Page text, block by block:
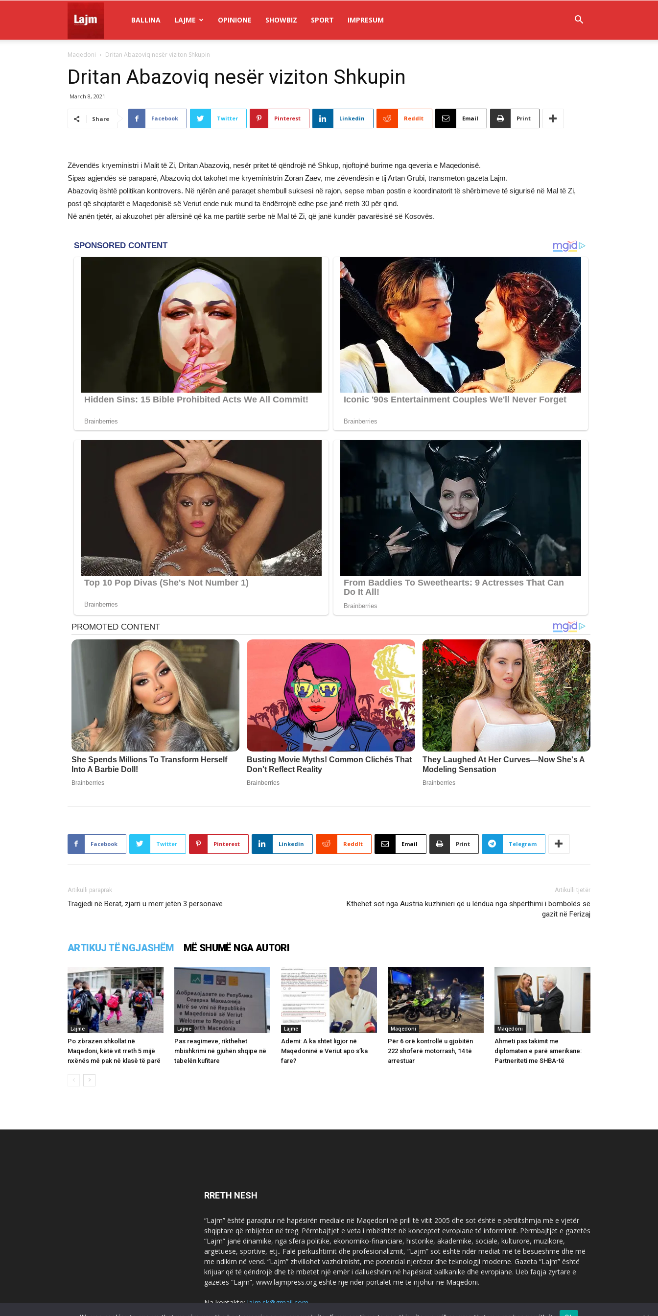
Lajm
BALLINA LAJME OPINIONE SHOWBIZ SPORT IMPRESUM
Maqedoni Dritan Abazoviq nesër viziton Shkupin
Dritan Abazoviq nesër viziton Shkupin
March 8, 2021
Share Facebook Twitter Pinterest Linkedin ReddIt Email Print
Zëvendës kryeministri i Malit të Zi, Dritan Abazoviq, nesër pritet të qëndrojë në Shkup, njoftojnë burime nga qeveria e Maqedonisë.
Sipas agjendës së paraparë, Abazoviq dot takohet me kryeministrin Zoran Zaev, me zëvendësin e tij Artan Grubi, transmeton gazeta Lajm.
Abazoviq është politikan kontrovers. Në njërën anë paraqet shembull suksesi në rajon, sepse mban postin e koordinatorit të shërbimeve të sigurisë në Mal të Zi,
post që shqiptarët e Maqedonisë së Veriut ende nuk mund ta ëndërrojnë edhe pse janë rreth 30 për qind.
Në anën tjetër, ai akuzohet për afërsinë që ka me partitë serbe në Mal të Zi, që janë kundër pavarësisë së Kosovës.
Facebook Twitter Pinterest Linkedin ReddIt Email Print Telegram
Artikulli paraprak
Tragjedi në Berat, zjarri u merr jetën 3 personave
Artikulli tjetër
Kthehet sot nga Austria kuzhinieri që u lëndua nga shpërthimi i bombolës së
gazit në Ferizaj
ARTIKUJ TË NGJASHËM MË SHUMË NGA AUTORI
Lajme
Po zbrazen shkollat në
Maqedoni, këtë vit rreth 5 mijë
nxënës më pak në klasë të parë
Lajme
Pas reagimeve, rikthehet
mbishkrimi në gjuhën shqipe në
tabelën kufitare
Lajme
Ademi: A ka shtet ligjor në
Maqedoninë e Veriut apo s’ka
fare?
Maqedoni
Për 6 orë kontrollë u gjobitën
222 shoferë motorrash, 14 të
arrestuar
Maqedoni
Ahmeti pas takimit me
diplomaten e parë amerikane:
Partneriteti me SHBA-të
RRETH NESH
“Lajm” është paraqitur në hapësirën mediale në Maqedoni në prill të vitit 2005 dhe sot është e përditshmja më e vjetër
shqiptare që mbijeton në treg. Përmbajtjet e veta i mbështet në konceptet evropiane të informimit. Përmbajtjet e gazetës
“Lajm” janë dinamike, nga sfera politike, ekonomiko-financiare, historike, akademike, sociale, kulturore, muzikore,
argëtuese, sportive, etj.. Falë përkushtimit dhe profesionalizmit, “Lajm” sot është ndër mediat më të besueshme dhe më
me ndikim në vend. “Lajm” zhvillohet vazhdimisht, me potencial njerëzor dhe teknologji moderne. Gazeta “Lajm” është
krijuar që të qëndrojë dhe të mbetet një emër i dallueshëm në hapësirat ballkanike dhe evropiane. Ueb faqja zyrtare e
gazetës “Lajm”, www.lajmpress.org është një ndër portalet më të njohur në Maqedoni.
Na kontakto:lajm.sk@gmail.com